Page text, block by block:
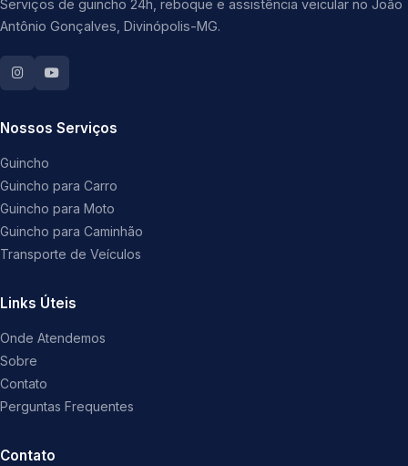
Serviços de guincho 24h, reboque e assistência veicular no João
Antônio Gonçalves, Divinópolis-MG.
Nossos Serviços
Guincho
Guincho para Carro
Guincho para Moto
Guincho para Caminhão
Transporte de Veículos
Links Úteis
Onde Atendemos
Sobre
Contato
Perguntas Frequentes
Contato